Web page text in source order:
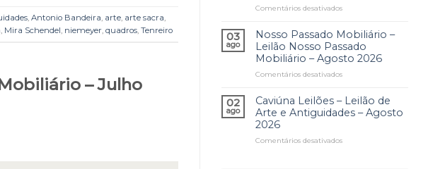
, Antonio Bandeira, arte, arte sacra,
, Mira Schendel, niemeyer, quadros, Tenreiro
– Julho
2026
2026
–
Agosto
2026
Comentários desativados
de
Colecionismo
–
Agosto
03
ago
Nosso Passado Mobiliário –
Leilão Nosso Passado
Mobiliário – Agosto 2026
Comentários desativados
Passado
Mobiliário
02
ago
Caviúna Leilões – Leilão de
Arte e Antiguidades – Agosto
2026
Comentários desativados